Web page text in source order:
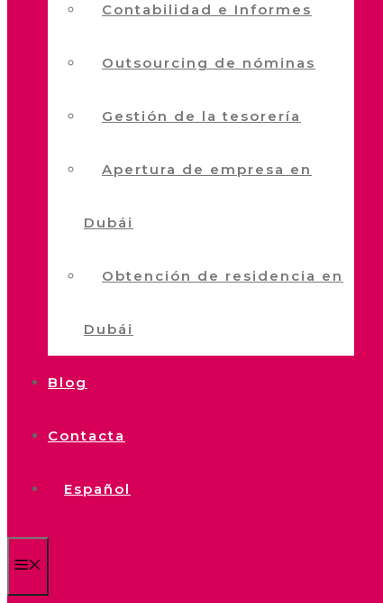
Contabilidad e Informes
Outsourcing de nóminas
Gestión de la tesorería
Apertura de empresa en
Dubái
Obtención de residencia en
Dubái
Blog
Contacta
Español